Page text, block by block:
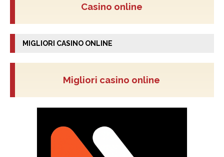
Casino online
MIGLIORI CASINO ONLINE
Migliori casino online